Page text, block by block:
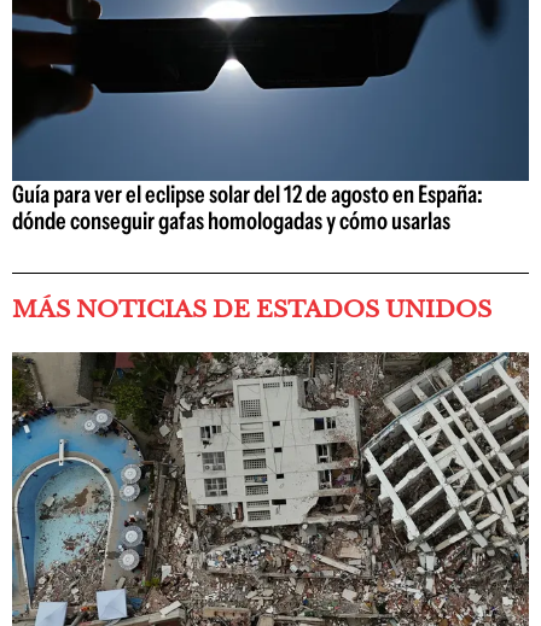
Guía para ver el eclipse solar del 12 de agosto en España:
dónde conseguir gafas homologadas y cómo usarlas
MÁS NOTICIAS DE ESTADOS UNIDOS